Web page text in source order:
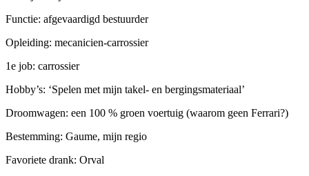
Functie: afgevaardigd bestuurder
Opleiding: mecanicien-carrossier
1e job: carrossier
Hobby’s: ‘Spelen met mijn takel- en bergingsmateriaal’
Droomwagen: een 100 % groen voertuig (waarom geen Ferrari?)
Bestemming: Gaume, mijn regio
Favoriete drank: Orval